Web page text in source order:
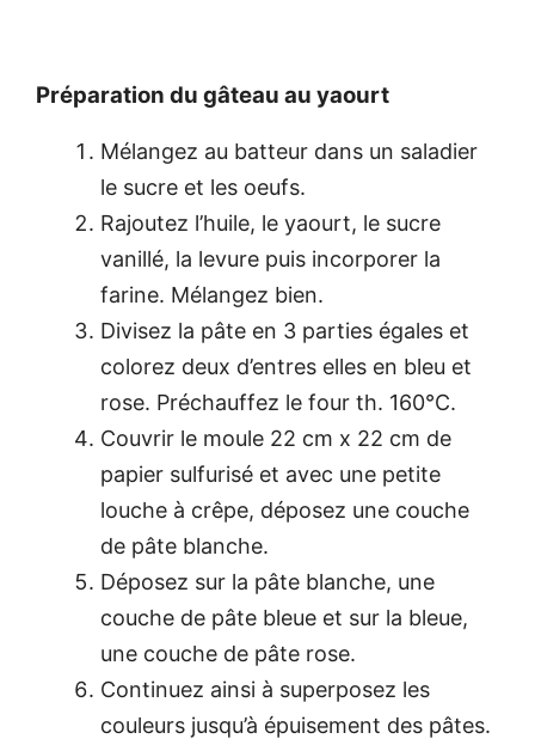
Préparation du gâteau au yaourt
Mélangez au batteur dans un saladier
le sucre et les oeufs.
Rajoutez l’huile, le yaourt, le sucre
vanillé, la levure puis incorporer la
farine. Mélangez bien.
Divisez la pâte en 3 parties égales et
colorez deux d’entres elles en bleu et
rose. Préchauffez le four th. 160°C.
Couvrir le moule 22 cm x 22 cm de
papier sulfurisé et avec une petite
louche à crêpe, déposez une couche
de pâte blanche.
Déposez sur la pâte blanche, une
couche de pâte bleue et sur la bleue,
une couche de pâte rose.
Continuez ainsi à superposez les
couleurs jusqu’à épuisement des pâtes.